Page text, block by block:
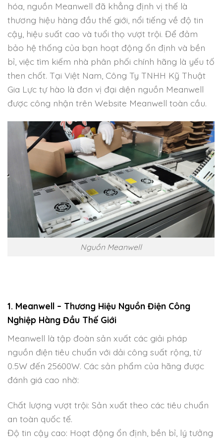
hóa, nguồn Meanwell đã khẳng định vị thế là
thương hiệu hàng đầu thế giới, nổi tiếng về độ tin
cậy, hiệu suất cao và tuổi thọ vượt trội. Để đảm
bảo hệ thống của bạn hoạt động ổn định và bền
bỉ, việc tìm kiếm nhà phân phối chính hãng là yếu tố
then chốt. Tại Việt Nam, Công Ty TNHH Kỹ Thuật
Gia Lực tự hào là đơn vị đại diện nguồn Meanwell
được công nhận trên Website Meanwell toàn cầu.
Nguồn Meanwell
1. Meanwell – Thương Hiệu Nguồn Điện Công
Nghiệp Hàng Đầu Thế Giới
Meanwell là tập đoàn sản xuất các giải pháp
nguồn điện tiêu chuẩn với dải công suất rộng, từ
0.5W đến 25600W. Các sản phẩm của hãng được
đánh giá cao nhờ:
Chất lượng vượt trội: Sản xuất theo các tiêu chuẩn
an toàn quốc tế.
Độ tin cậy cao: Hoạt động ổn định, bền bỉ, lý tưởng